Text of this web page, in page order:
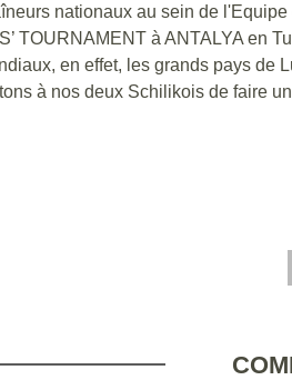
nationaux au sein de
TOURNAMENT à ANTALYA en
en effet, les grands pays de
à nos deux Schilikois de faire